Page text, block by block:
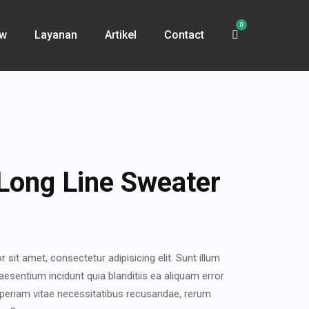
Layanan Artikel Contact
0
Line Sweater
sit amet, consectetur adipisicing elit. Sunt illum
incidunt quia blanditiis ea aliquam error
vitae necessitatibus recusandae, rerum